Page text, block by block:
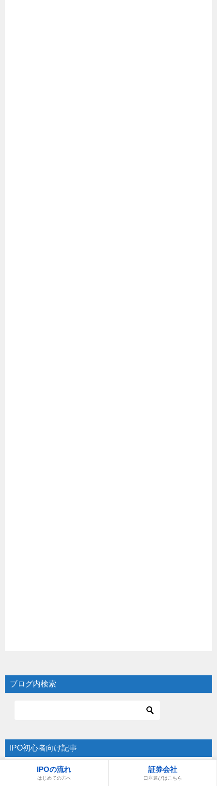
ブログ内検索
IPO初心者向け記事
IPO投資にお勧めの証券4選
IPOの流れを解説
IPOの流れ
はじめての方へ
証券会社
口座選びはこちら